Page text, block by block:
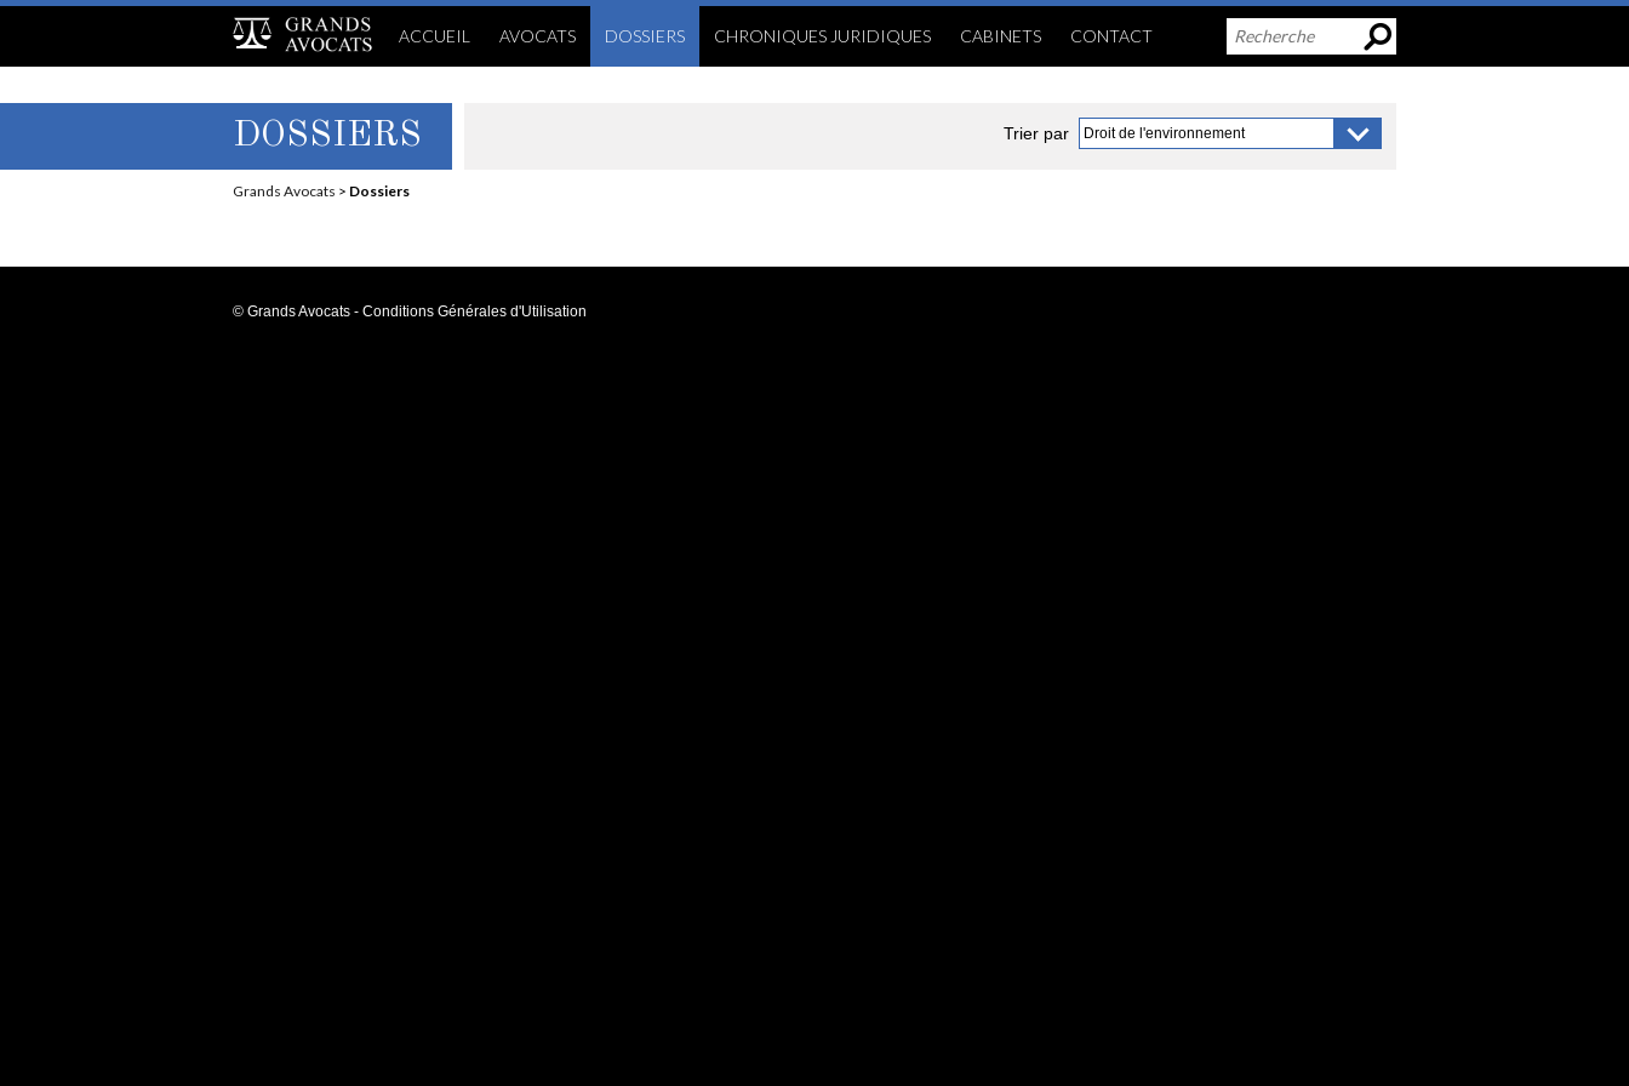
ACCUEIL AVOCATS DOSSIERS CHRONIQUES JURIDIQUES CABINETS CONTACT
DOSSIERS
Grands Avocats > Dossiers
Trier par
© Grands Avocats - Conditions Générales d'Utilisation